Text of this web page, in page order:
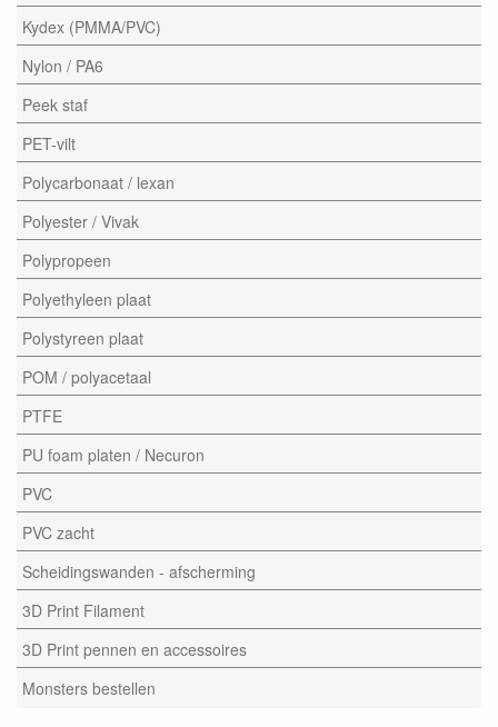
Kydex (PMMA/PVC)
Nylon / PA6
Peek staf
PET-vilt
Polycarbonaat / lexan
Polyester / Vivak
Polypropeen
Polyethyleen plaat
Polystyreen plaat
POM / polyacetaal
PTFE
PU foam platen / Necuron
PVC
PVC zacht
Scheidingswanden - afscherming
3D Print Filament
3D Print pennen en accessoires
Monsters bestellen